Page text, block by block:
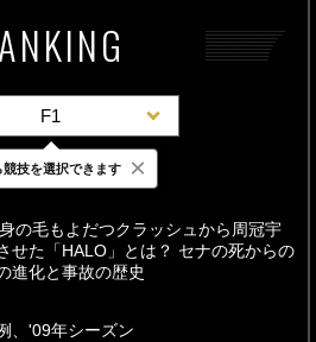
F1
24時間 週間
身の毛もよだつクラッシュから周冠宇
せた「HALO」とは？ セナの死からの
進化と事故の歴史
、'09年シーズン
競技を選択できます ×